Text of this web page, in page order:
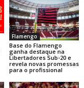
Flamengo
Base do Flamengo
ganha destaque na
Libertadores Sub-20 e
revela novas promessas
para o profissional